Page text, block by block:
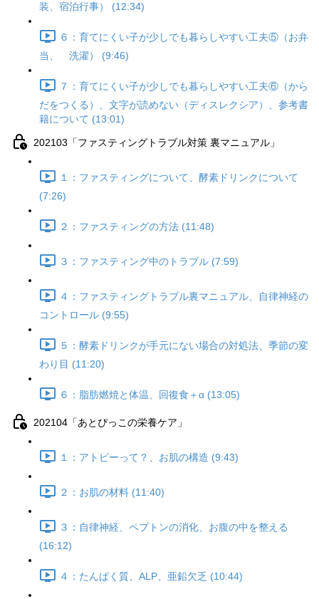
装、宿泊行事） (12:34)
６：育てにくい子が少しでも暮らしやすい工夫⑤（お弁
当、 洗濯） (9:46)
７：育てにくい子が少しでも暮らしやすい工夫⑥（から
だをつくる）、文字が読めない（ディスレクシア）、参考書
籍について (13:01)
202103「ファスティングトラブル対策 裏マニュアル」
１：ファスティングについて、酵素ドリンクについて
(7:26)
２：ファスティングの方法 (11:48)
３：ファスティング中のトラブル (7:59)
４：ファスティングトラブル裏マニュアル、自律神経の
コントロール (9:55)
５：酵素ドリンクが手元にない場合の対処法、季節の変
わり目 (11:20)
６：脂肪燃焼と体温、回復食＋α (13:05)
202104「あとぴっこの栄養ケア」
１：アトピーって？、お肌の構造 (9:43)
２：お肌の材料 (11:40)
３：自律神経、ペプトンの消化、お腹の中を整える
(16:12)
４：たんぱく質、ALP、亜鉛欠乏 (10:44)